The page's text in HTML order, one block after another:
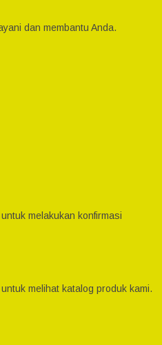
dan membantu Anda.
melakukan konfirmasi
melihat katalog produk kami.